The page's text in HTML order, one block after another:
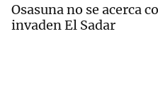
Osasuna no se acerca
invaden El Sadar